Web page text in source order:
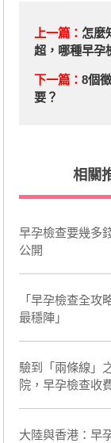
上一篇： 怎麼
超，哪種早孕
下一篇： ​8個
要？
相關
早孕檢查要幾多
公開
「早孕檢查全攻
最穩陣」
驗到「兩條線」
院，早孕檢查收
大陸與香港：早